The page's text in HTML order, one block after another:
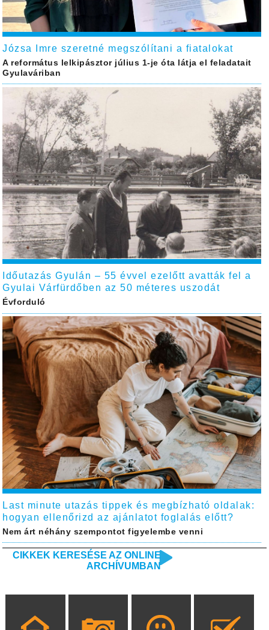
Józsa Imre szeretné megszólítani a fiatalokat
A református lelkipásztor július 1-je óta látja el feladatait
Gyulaváriban
Időutazás Gyulán – 55 évvel ezelőtt avatták fel a
Gyulai Várfürdőben az 50 méteres uszodát
Évforduló
Last minute utazás tippek és megbízható oldalak:
hogyan ellenőrizd az ajánlatot foglalás előtt?
Nem árt néhány szempontot figyelembe venni
CIKKEK KERESÉSE AZ ONLINE
ARCHÍVUMBAN